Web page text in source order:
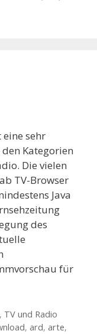
eine sehr
Kategorien
Die vielen
TV-Browser
Java
des
für
, TV und Radio
, ard, arte,